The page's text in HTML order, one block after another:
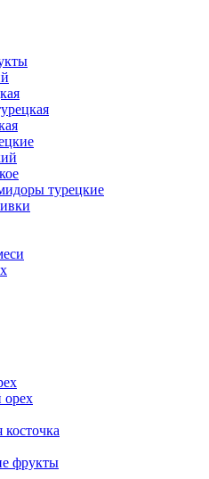
турецкие
орех
косточка
фрукты